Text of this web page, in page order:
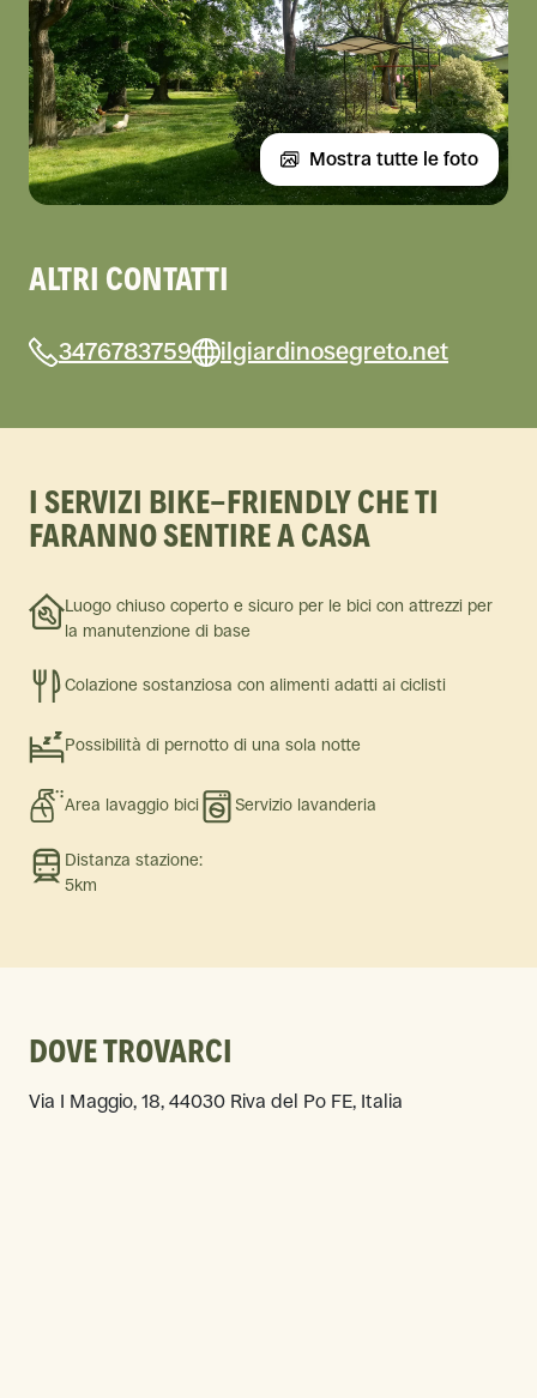
Mostra tutte le foto
ALTRI CONTATTI
3476783759 ilgiardinosegreto.net
I SERVIZI BIKE-FRIENDLY CHE TI
FARANNO SENTIRE A CASA
Luogo chiuso coperto e sicuro per le bici con attrezzi per
la manutenzione di base
Colazione sostanziosa con alimenti adatti ai ciclisti
Possibilità di pernotto di una sola notte
Area lavaggio bici Servizio lavanderia
Distanza stazione:
5km
DOVE TROVARCI
Via I Maggio, 18, 44030 Riva del Po FE, Italia